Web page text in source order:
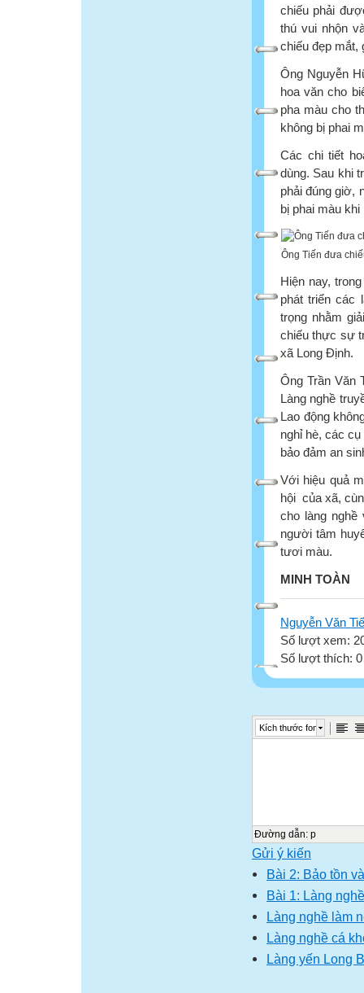
chiếu phải
thú vui nhộn
chiếu đẹp mắt,
Ông Nguyễn
hoa văn cho
pha màu cho
không bị phai
Các chi tiết
dùng. Sau khi
phải đúng giờ,
bị phai màu khi
Ông Tiến đưa
Hiện nay,
phát triển các
trọng nhằm
chiếu thực sự
xã Long Định.
Ông Trần Văn
Làng nghề
Lao động
nghỉ hè, các
bảo đảm an
Với hiệu quả
hội của xã,
cho làng
người tâm
tươi màu.
MINH TOÀN
Nguyễn Văn
Số lượt xem:
Số lượt thích:
Kích thước font
Đường dẫn: p
Gửi ý kiến
Bài 2: Bảo tồn
Bài 1: Làng
Làng nghề làm
Làng nghề cá
Làng yến Long